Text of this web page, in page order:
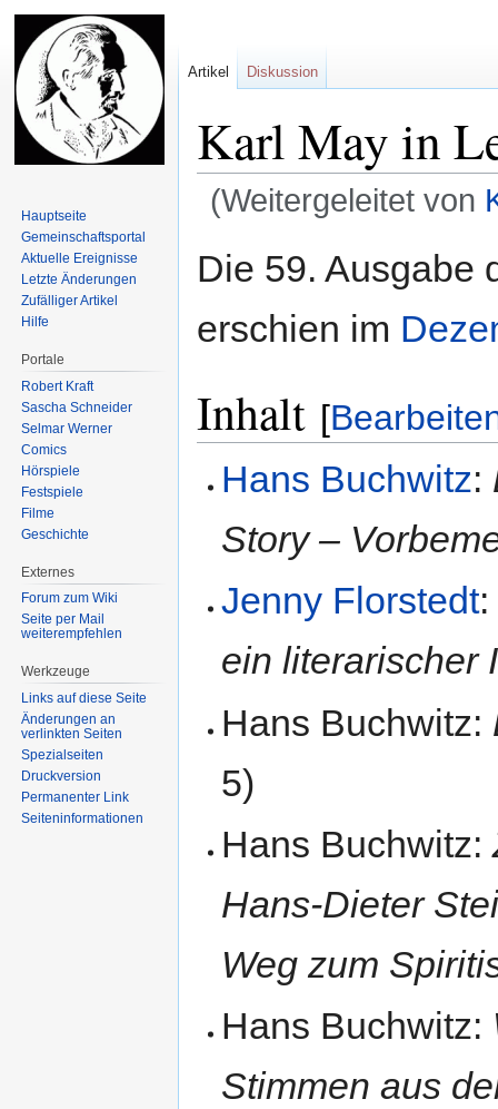
Karl May in
(Weitergeleitet von
Navigation
Suche
Die 59. Ausgabe
erschien im
Inhalt [
Hans Buchwitz:
Story –
Jenny Florstedt
ein literarischer
Hans Buchwitz:
5)
Hans Buchwitz:
Hans-Dieter
Weg zum
Hans Buchwitz:
Stimmen aus
Artikel Diskussion
Hauptseite
Gemeinschafts­portal
Aktuelle Ereignisse
Letzte Änderungen
Zufälliger Artikel
Hilfe
Portale
Robert Kraft
Sascha Schneider
Selmar Werner
Comics
Hörspiele
Festspiele
Filme
Geschichte
Externes
Forum zum Wiki
Seite per Mail
weiterempfehlen
Werkzeuge
Links auf diese Seite
Änderungen an
verlinkten Seiten
Spezialseiten
Druckversion
Permanenter Link
Seiten­informationen